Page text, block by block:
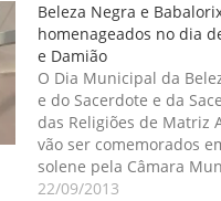
Beleza Negra e
homenageados no dia
e Damião
O Dia Municipal da
e do Sacerdote e da
das Religiões de Matriz
vão ser comemorados
solene pela Câmara
próxima sexta-feira (27)
22/09/2013